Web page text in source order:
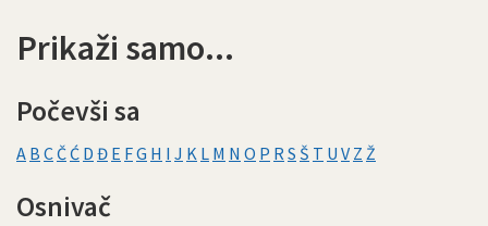
Prikaži samo...
Počevši sa
A B CČĆ D Đ E FG H I J K L M N O P R S Š T U V Z Ž
Osnivač